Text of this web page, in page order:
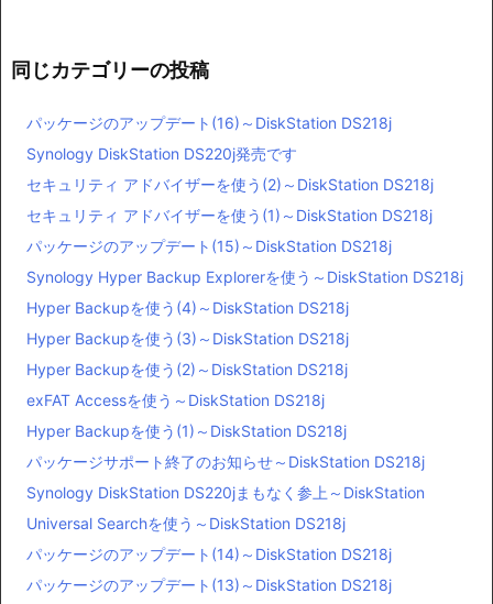
同じカテゴリーの投稿
パッケージのアップデート(16)～DiskStation DS218j
Synology DiskStation DS220j発売です
セキュリティ アドバイザーを使う(2)～DiskStation DS218j
セキュリティ アドバイザーを使う(1)～DiskStation DS218j
パッケージのアップデート(15)～DiskStation DS218j
Synology Hyper Backup Explorerを使う～DiskStation DS218j
Hyper Backupを使う(4)～DiskStation DS218j
Hyper Backupを使う(3)～DiskStation DS218j
Hyper Backupを使う(2)～DiskStation DS218j
exFAT Accessを使う～DiskStation DS218j
Hyper Backupを使う(1)～DiskStation DS218j
パッケージサポート終了のお知らせ～DiskStation DS218j
Synology DiskStation DS220jまもなく参上～DiskStation
Universal Searchを使う～DiskStation DS218j
パッケージのアップデート(14)～DiskStation DS218j
パッケージのアップデート(13)～DiskStation DS218j